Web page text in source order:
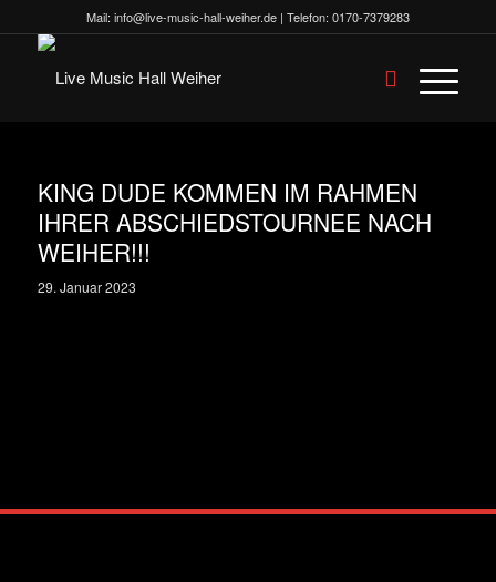
Mail: info@live-music-hall-weiher.de| Telefon: 0170-7379283
KING DUDE KOMMEN IM RAHMEN
IHRER ABSCHIEDSTOURNEE NACH
WEIHER!!!
29. Januar 2023